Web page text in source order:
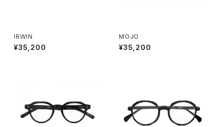
IRWIN
¥35,200
MOJO
¥35,200